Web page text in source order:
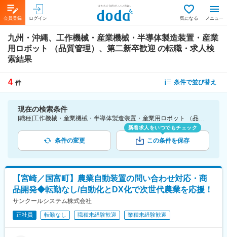
会員登録 ログイン 気になる メニュー
九州・沖縄、工作機械・産業機械・半導体製造装置・産業
用ロボット （品質管理）、第二新卒歓迎 の転職・求人検
索結果
4 件 条件で並び替え
現在の検索条件
[職種]工作機械・産業機械・半導体製造装置・産業用ロボット （品質管理）-品質管理・品質保証・テクニカルサポート（組み込みソフトウエア） [勤務地]九州・沖縄 [詳細条件](募集・採用情報)第二新卒歓迎
条件の変更
新着求人をいつでもチェック
この条件を保存
【宮崎／国富町】農業自動装置の問い合わせ対応・商
品開発◆転勤なし/自動化とDX化で次世代農業を応援！
サンクールシステム株式会社
正社員 転勤なし 職種未経験歓迎 業種未経験歓迎